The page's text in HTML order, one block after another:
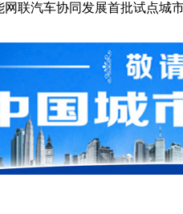
联汽车协同发展首批试点城